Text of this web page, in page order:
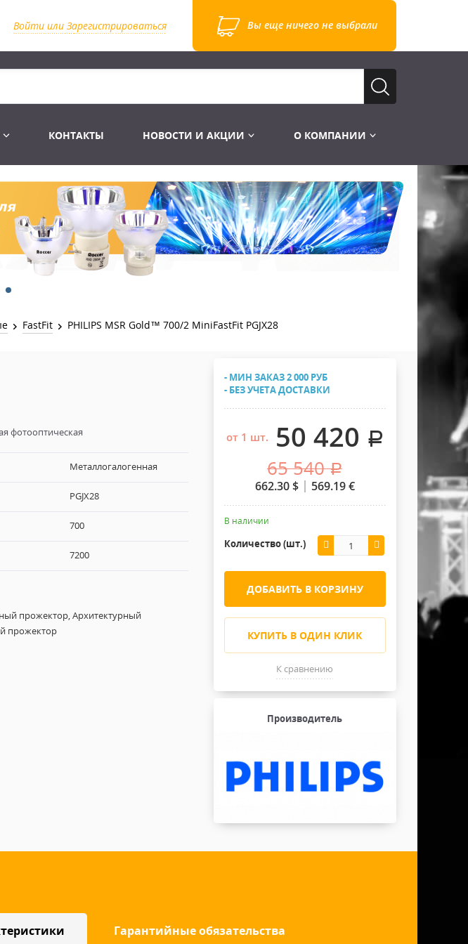
Войти или Зарегистрироваться Вы еще ничего не выбрали
Лампы Винтаж Ретро Декор
Лампы галогенные 6-120 V
Лампы студийные 110-240 V
Лампы-фары PAR
Лампы для бассейна
Лампы UV TUV HNS
Лампы видеопроекторные
Распродажа
Перчатки
Сумки и подсумки
Ремни и страховка
Инструменты
Готовые комплекты
Конструктор МИКРОСЦЕНА
Распродажа
Световое оборудование
Аксессуары для света
Лебёдки и Аксессуары
Хомуты Кронштейны Страховка
Защитные чехлы и Кейсы
Распродажа
2х канальные модули
Лежачий полицейский ИДН
КОНТАКТЫ НОВОСТИ И АКЦИИ О КОМПАНИИ
FastFit PHILIPS MSR Gold™ 700/2 MiniFastFit PGJX28
фотооптическая
Металлогалогенная
PGJX28
700
7200
прожектор, Архитектурный
прожектор
- МИН ЗАКАЗ 2 000 РУБ
- БЕЗ УЧЕТА ДОСТАВКИ
от 1 шт. 50 420 .
65 540 .
662.30$ 569.19€
В наличии
Количество (шт.)
ДОБАВИТЬ В КОРЗИНУ
КУПИТЬ В ОДИН КЛИК
К сравнению
Производитель
Гарантийные обязательства